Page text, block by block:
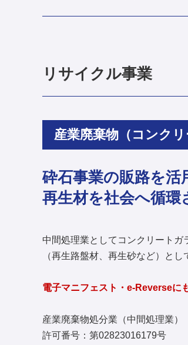
リサイクル事業
産業廃棄物（コンク
砕石事業の販路を活
再生材を社会へ循環
中間処理業としてコンクリート
（再生路盤材、再生砂など）とし
電子マニフェスト・e-Reverseに
産業廃棄物処分業（中間処理業）
許可番号：第02823016179号